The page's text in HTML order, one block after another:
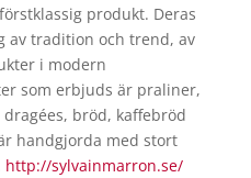
produkt. Deras
av tradition och trend, av
i modern
som erbjuds är praliner,
bröd, kaffebröd
handgjorda med stort
http://sylvainmarron.se/